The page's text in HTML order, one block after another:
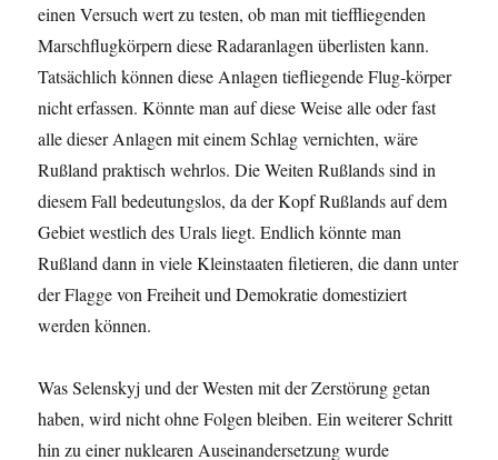
einen Versuch wert zu testen, ob man mit tieffliegenden
Marschflugkörpern diese Radaranlagen überlisten kann.
Tatsächlich können diese Anlagen tiefliegende Flug-körper
nicht erfassen. Könnte man auf diese Weise alle oder fast
alle dieser Anlagen mit einem Schlag vernichten, wäre
Rußland praktisch wehrlos. Die Weiten Rußlands sind in
diesem Fall bedeutungslos, da der Kopf Rußlands auf dem
Gebiet westlich des Urals liegt. Endlich könnte man
Rußland dann in viele Kleinstaaten filetieren, die dann unter
der Flagge von Freiheit und Demokratie domestiziert
werden können.
Was Selenskyj und der Westen mit der Zerstörung getan
haben, wird nicht ohne Folgen bleiben. Ein weiterer Schritt
hin zu einer nuklearen Auseinandersetzung wurde